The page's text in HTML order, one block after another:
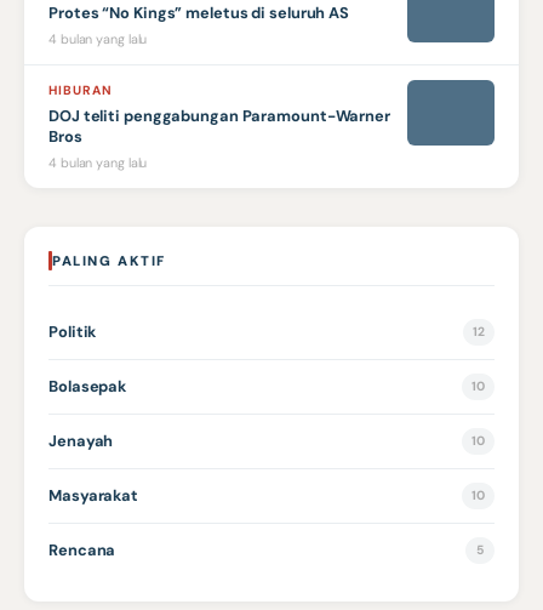
Protes “No Kings” meletus di seluruh AS
4 bulan yang lalu
HIBURAN
DOJ teliti penggabungan Paramount-Warner
Bros
4 bulan yang lalu
PALING AKTIF
Politik 12
Bolasepak 10
Jenayah 10
Masyarakat 10
Rencana 5